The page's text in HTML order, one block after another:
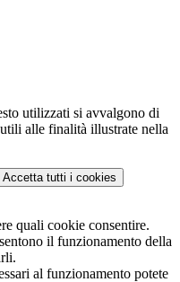
utilizzati si avvalgono di
alle finalità illustrate nella
Accetta tutti i cookies
quali cookie consentire.
il funzionamento della
al funzionamento potete